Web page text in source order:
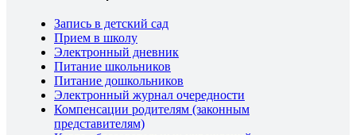
Запись в детский сад
Прием в школу
Электронный дневник
Питание школьников
Питание дошкольников
Электронный журнал очередности
Компенсации родителям (законным
представителям)